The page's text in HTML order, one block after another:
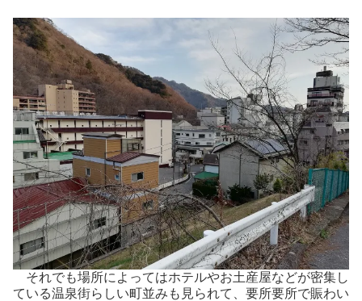
それでも場所によってはホテルやお土産屋などが密集し
ている温泉街らしい町並みも見られて、要所要所で賑わい